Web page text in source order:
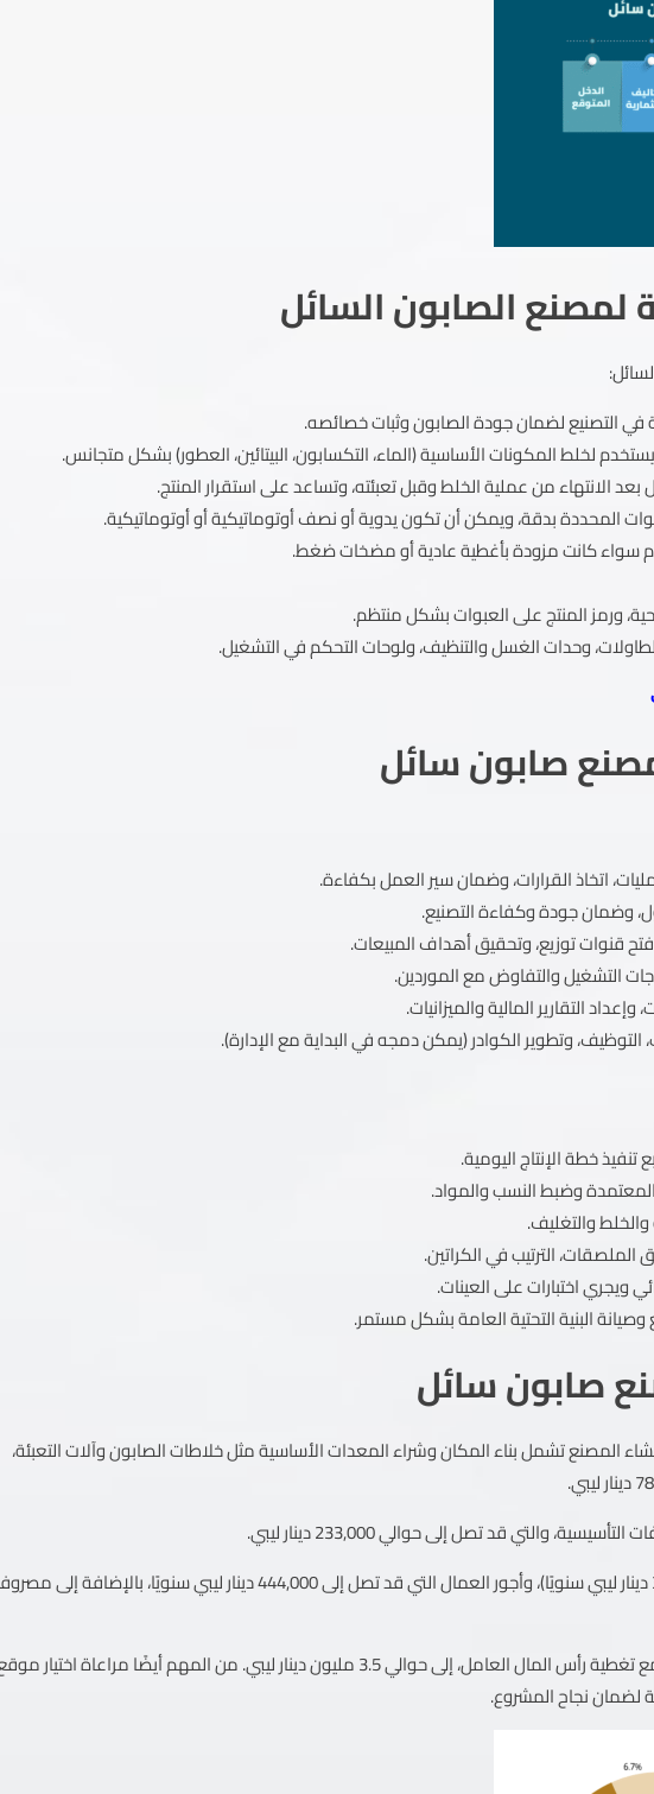
لمصنع الصابون السائل
في التصنيع لضمان جودة الصابون وثبات خصائصه.
لخلط المكونات الأساسية (الماء، التكسابون، البيتائين، العطور) بشكل متجانس.
الانتهاء من عملية الخلط وقبل تعبئته، وتساعد على استقرار المنتج.
المحددة بدقة، ويمكن أن تكون يدوية أو نصف أوتوماتيكية أو أوتوماتيكية.
سواء كانت مزودة بأغطية عادية أو مضخات ضغط.
ورمز المنتج على العبوات بشكل منتظم.
وحدات الغسل والتنظيف، ولوحات التحكم في التشغيل.
صابون سائل
اتخاذ القرارات، وضمان سير العمل بكفاءة.
وضمان جودة وكفاءة التصنيع.
قنوات توزيع، وتحقيق أهداف المبيعات.
التشغيل والتفاوض مع الموردين.
وإعداد التقارير المالية والميزانيات.
التوظيف، وتطوير الكوادر (يمكن دمجه في البداية مع الإدارة).
خطة الإنتاج اليومية.
وضبط النسب والمواد.
والتغليف.
الترتيب في الكراتين.
ويجري اختبارات على العينات.
البنية التحتية العامة بشكل مستمر.
صابون سائل
تشمل بناء المكان وشراء المعدات الأساسية مثل خلاطات الصابون وآلات التعبئة،
والتي قد تصل إلى حوالي 233,000 دينار ليبي.
أما تكاليف التشغيل فتشمل المواد الخام (حوالي 30,000 دينار ليبي سنويًا)، وأجور العمال التي قد تصل إلى 444,000 دينار ليبي سنويًا،
وبذلك، يصل إجمالي رأس المال اللازم لتشغيل المشروع، مع تغطية رأس المال العامل، إلى حوالي 3.5 مليون دينار ليبي. من المهم أيضًا مراعاة اختيار
لضمان نجاح المشروع.